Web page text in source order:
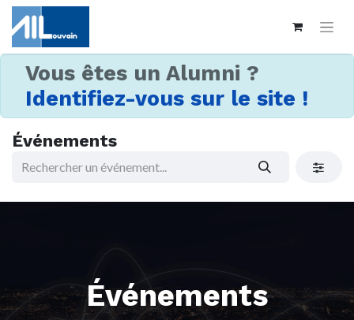
Vous êtes un Alumni ?
Identifiez-vous sur le site !
Événements
Événements